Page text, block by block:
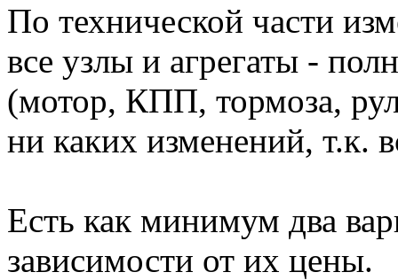
По технической части
все узлы и агрегаты -
(мотор, КПП, тормоза,
ни каких изменений, т.к.
Есть как минимум два
зависимости от их цены.